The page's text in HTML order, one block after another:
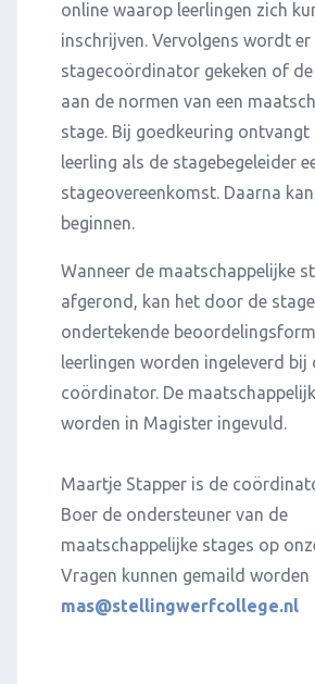
online waarop leerlingen zich
inschrijven. Vervolgens wordt
stagecoördinator gekeken of
aan de normen van een
stage. Bij goedkeuring ontvangt
leerling als de stagebegeleider
stageovereenkomst. Daarna
beginnen.
Wanneer de maatschappelijke
afgerond, kan het door de
ondertekende
leerlingen worden ingeleverd bij
coördinator. De
worden in Magister ingevuld.
Maartje Stapper is de
Boer de ondersteuner van de
maatschappelijke stages op
Vragen kunnen gemaild worden
mas@stellingwerfcollege.nl